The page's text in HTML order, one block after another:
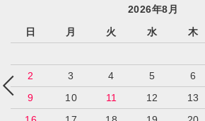
2026年8月
日
月 火 水 木
2
3 4 5 6
9
10 11 12 13